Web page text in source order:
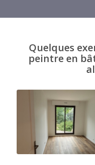
Quelques
peintre en